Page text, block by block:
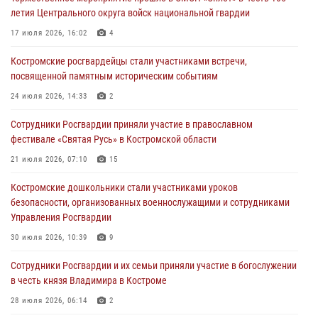
с Росгвардией»
05 августа 2026, 12:04
В Росгвардии по Костромской области проходят мероприятия,
посвященные 108-й годовщине со дня рождения генерала армии
Ивана Кирилловича Яковлева
Состоялась рабочая встреча директора Росгвардии Героя России
генерала армии Виктора Золотова с заместителем полномочного
Кавказском федеральном округе Виталием Кузнецовым
31 июля 2026, 07:08 4
Росгвардейцы знакомят костромичей со службой в ведомстве
летия Центрального округа войск национальной гвардии
17 июля 2026, 16:02 4
Костромские росгвардейцы стали участниками встречи,
посвященной памятным историческим событиям
24 июля 2026, 14:33 2
Сотрудники Росгвардии приняли участие в православном
фестивале «Святая Русь» в Костромской области
21 июля 2026, 07:10 15
Костромские дошкольники стали участниками уроков
безопасности, организованных военнослужащими и сотрудниками
Управления Росгвардии
30 июля 2026, 10:39 9
Cотрудники Росгвардии и их семьи приняли участие в богослужении
в честь князя Владимира в Костроме
28 июля 2026, 06:14 2